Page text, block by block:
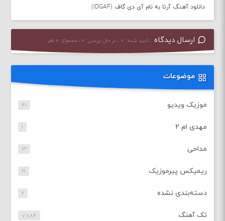
دانلود آهنگ آرتا به نام آی دی گاف (IDGAF)
ارسال دیدگاه تایید شده : ۰ ، در حال بررسی : ۰ ، مجموع : ۰ نظر
موضوعات
موزیک ویدیو ۴۱
مهدی ام ۲ ۱
مداحی ۱۳
ریمیکس پیرموزیک ۲۱
دسته‌بندی نشده ۲
تک آهنگ ۷,۷۸۴